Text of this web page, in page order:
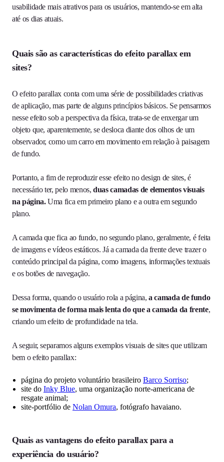
usabilidade mais atrativos para os usuários, mantendo-se em alta
até os dias atuais.
Quais são as características do efeito parallax em
sites?
O efeito parallax conta com uma série de possibilidades criativas
de aplicação, mas parte de alguns princípios básicos. Se pensarmos
nesse efeito sob a perspectiva da física, trata-se de enxergar um
objeto que, aparentemente, se desloca diante dos olhos de um
observador, como um carro em movimento em relação à paisagem
de fundo.
Portanto, a fim de reproduzir esse efeito no design de sites, é
necessário ter, pelo menos,duas camadas de elementos visuais
na página.Uma fica em primeiro plano e a outra em segundo
plano.
A camada que fica ao fundo, no segundo plano, geralmente, é feita
de imagens e vídeos estáticos. Já a camada da frente deve trazer o
conteúdo principal da página, como imagens, informações textuais
e os botões de navegação.
Dessa forma, quando o usuário rola a página,a camada de fundo
se movimenta de forma mais lenta do que a camada da frente,
criando um efeito de profundidade na tela.
A seguir, separamos alguns exemplos visuais de sites que utilizam
bem o efeito parallax:
página do projeto voluntário brasileiro Barco Sorriso;
site do Inky Blue, uma organização norte-americana de
resgate animal;
site-portfólio de Nolan Omura, fotógrafo havaiano.
Quais as vantagens do efeito parallax para a
experiência do usuário?